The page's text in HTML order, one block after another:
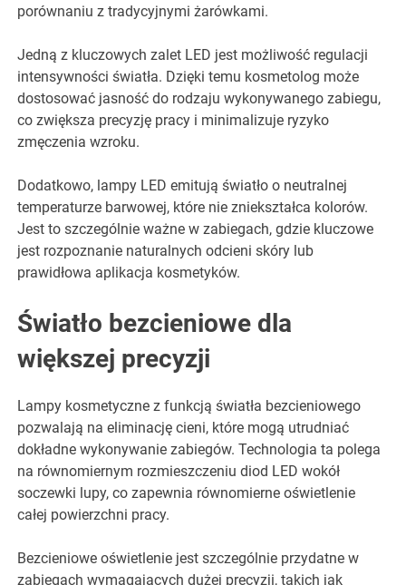
porównaniu z tradycyjnymi żarówkami.
Jedną z kluczowych zalet LED jest możliwość regulacji
intensywności światła. Dzięki temu kosmetolog może
dostosować jasność do rodzaju wykonywanego zabiegu,
co zwiększa precyzję pracy i minimalizuje ryzyko
zmęczenia wzroku.
Dodatkowo, lampy LED emitują światło o neutralnej
temperaturze barwowej, które nie zniekształca kolorów.
Jest to szczególnie ważne w zabiegach, gdzie kluczowe
jest rozpoznanie naturalnych odcieni skóry lub
prawidłowa aplikacja kosmetyków.
Światło bezcieniowe dla
większej precyzji
Lampy kosmetyczne z funkcją światła bezcieniowego
pozwalają na eliminację cieni, które mogą utrudniać
dokładne wykonywanie zabiegów. Technologia ta polega
na równomiernym rozmieszczeniu diod LED wokół
soczewki lupy, co zapewnia równomierne oświetlenie
całej powierzchni pracy.
Bezcieniowe oświetlenie jest szczególnie przydatne w
zabiegach wymagających dużej precyzji, takich jak